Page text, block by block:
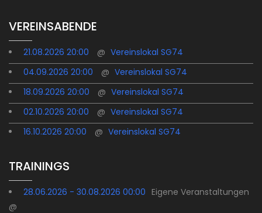
VEREINSABENDE
21.08.2026 20:00 @ Vereinslokal SG74
04.09.2026 20:00
@ Vereinslokal SG74
18.09.2026 20:00
@ Vereinslokal SG74
02.10.2026 20:00
@ Vereinslokal SG74
16.10.2026 20:00
@ Vereinslokal SG74
TRAININGS
28.06.2026 - 30.08.2026 00:00 Eigene Veranstaltungen
@